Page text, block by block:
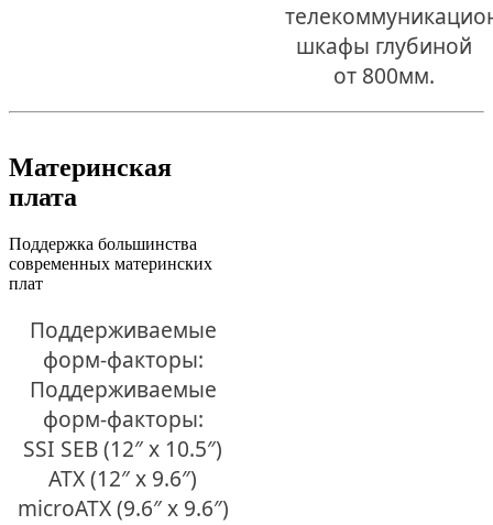
шкафы глубиной
от 800мм.
Материнская
плата
Поддержка большинства
современных материнских
плат
Поддерживаемые
форм-факторы:
Поддерживаемые
форм-факторы:
SSI SEB (12″ x 10.5″)
ATX (12″ x 9.6″)
microATX (9.6″ x 9.6″)